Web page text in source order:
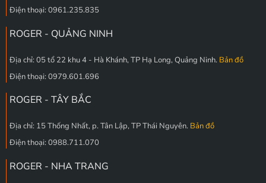
Điện thoại: 0961.235.835
ROGER - QUẢNG NINH
Địa chỉ: 05 tổ 22 khu 4 - Hà Khánh, TP Hạ Long, Quảng Ninh. Bản đồ
Điện thoại: 0979.601.696
ROGER - TÂY BẮC
Địa chỉ: 15 Thống Nhất, p. Tân Lập, TP Thái Nguyên. Bản đồ
Điện thoại: 0988.711.070
ROGER - NHA TRANG